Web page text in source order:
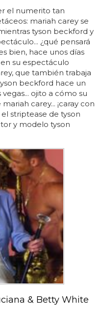
el numerito tan
mariah carey se
tyson beckford y
¿qué pensará
bien, hace unos días
su espectáculo
que también trabaja
beckford hace un
ojito a cómo su
carey... ¡caray con
striptease de tyson
y modelo tyson
& Betty White